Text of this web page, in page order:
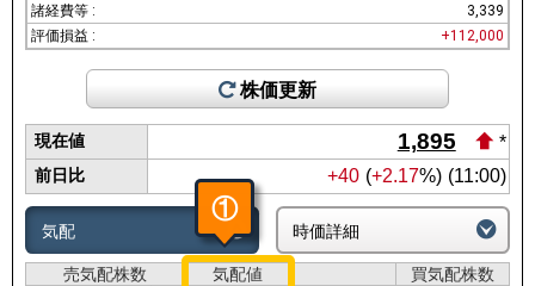
3,339
+112,000
株価更新
現在値 1,895 *
前日比 +40 (+2.17%) (11:00)
気配 時価詳細
①
売気配株数 気配値 買気配株数